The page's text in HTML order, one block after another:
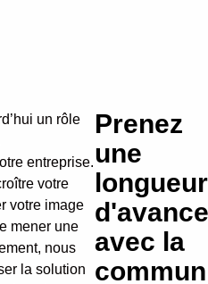
un rôle
entreprise.
votre
votre image
mener une
nous
la solution
Prenez
une
longueur
d'avance
avec la